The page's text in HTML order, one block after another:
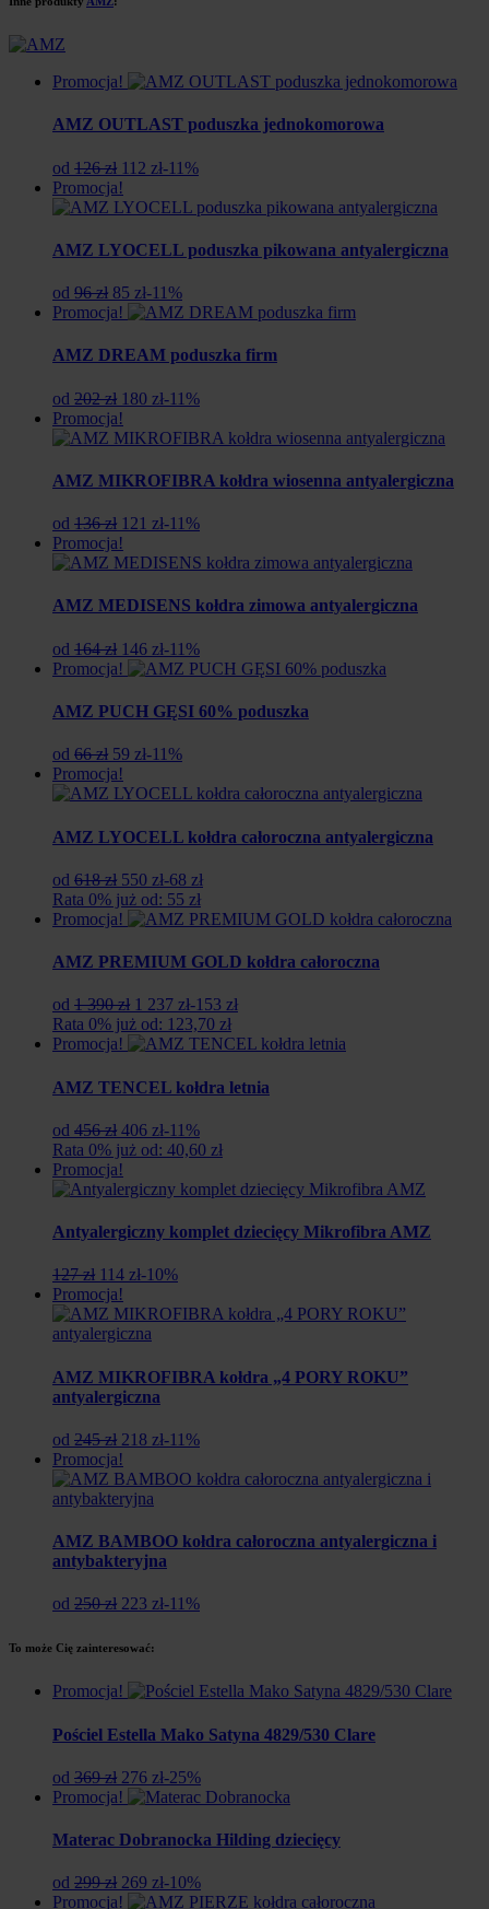
Promocja!
AMZ OUTLAST poduszka jednokomorowa
od 126 zł Pierwotna
cena
wynosiła:
zł.
112 złAktualna
wynosi:
zł.
-11%
Promocja!
AMZ LYOCELL poduszka pikowana antyalergiczna
od 96 zł Pierwotna
cena
96
85 złAktualna
cena
85
-11%
Promocja!
AMZ DREAM poduszka firm
od 202 zł Pierwotna
cena
wynosiła:
zł.
180 złAktualna
wynosi:
zł.
-11%
Promocja!
AMZ MIKROFIBRA kołdra wiosenna antyalergiczna
od 136 zł Pierwotna
cena
wynosiła:
zł.
121 złAktualna
wynosi:
zł.
-11%
Promocja!
AMZ MEDISENS kołdra zimowa antyalergiczna
od 164 zł Pierwotna
cena
164
146 złAktualna
cena
146
zł.
-11%
Promocja!
AMZ PUCH GĘSI 60% poduszka
od 66 zł Pierwotna
cena
wynosiła:
zł.
59 złAktualna
wynosi:
zł.
-11%
Promocja!
AMZ LYOCELL kołdra całoroczna antyalergiczna
od 618 zł Pierwotna
cena
wynosiła:
zł.
550 złAktualna
cena
wynosi:
zł.
-68 zł
Rata 0% już od: 55 zł
Promocja!
AMZ PREMIUM GOLD kołdra całoroczna
od 1 390 zł Pierwotna
cena
wynosiła:
390
zł.
1 237 złAktualna
cena
wynosi:
237
zł.
-153 zł
Rata 0% już od: 123,70 zł
Promocja!
AMZ TENCEL kołdra letnia
od 456 zł Pierwotna
cena
wynosiła:
456
406 złAktualna
cena
406
-11%
Rata 0% już od: 40,60 zł
Promocja!
Antyalergiczny komplet dziecięcy Mikrofibra AMZ
127 zł Pierwotna
cena
wynosiła:
127
114 złAktualna
wynosi:
114
-10%
Promocja!
AMZ MIKROFIBRA kołdra „4 PORY ROKU”
antyalergiczna
od 245 zł Pierwotna
cena
wynosiła:
245
218 złAktualna
wynosi:
-11%
Promocja!
AMZ BAMBOO kołdra całoroczna antyalergiczna i
antybakteryjna
od 250 zł Pierwotna
wynosiła:
zł.
223 złAktualna
zł.
-11%
To może Cię zainteresować:
Promocja!
Pościel Estella Mako Satyna 4829/530 Clare
od 369 zł Pierwotna
cena
369
276 złAktualna
cena
276
-25%
Promocja!
Materac Dobranocka Hilding dziecięcy
od 299 zł Pierwotna
cena
269 złAktualna
cena
-10%
Promocja!